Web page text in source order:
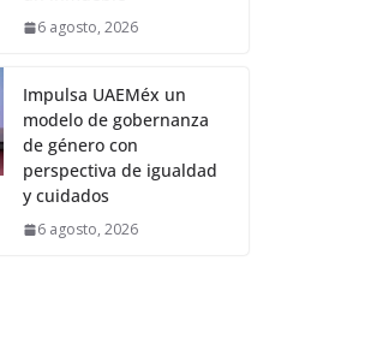
6 agosto, 2026
Impulsa UAEMéx un
modelo de gobernanza
de género con
perspectiva de igualdad
y cuidados
6 agosto, 2026